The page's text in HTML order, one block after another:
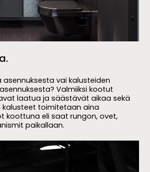
asennuksesta vai kalusteiden
Valmiiksi kootut
laatua ja säästävät aikaa sekä
kalusteet toimitetaan aina
koottuna eli saat rungon, ovet,
paikallaan.